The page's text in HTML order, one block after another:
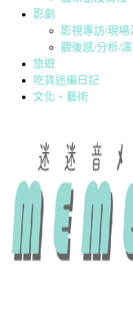
影劇
影視專訪/現場
觀後感/分析/
旅遊
吃貨迷編日記
文化・藝術